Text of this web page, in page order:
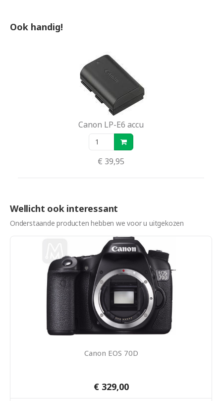
Ook handig!
Canon LP-E6 accu
€ 39,95
Wellicht ook interessant
Onderstaande producten hebben we voor u uitgekozen
Canon EOS 70D
€ 329,00